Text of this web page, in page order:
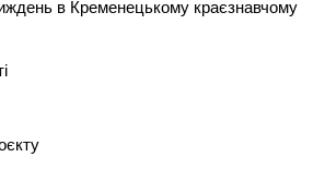
в Кременецькому краєзнавчому